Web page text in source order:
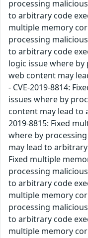
processing
to arbitrary code
multiple memory
processing
to arbitrary code
logic issue where
web content may
- CVE-2019-8814:
issues where by
content may lead to
2019-8815: Fixed
where by
may lead to arbitrary
Fixed multiple
processing
to arbitrary code
multiple memory
processing
to arbitrary code
multiple memory